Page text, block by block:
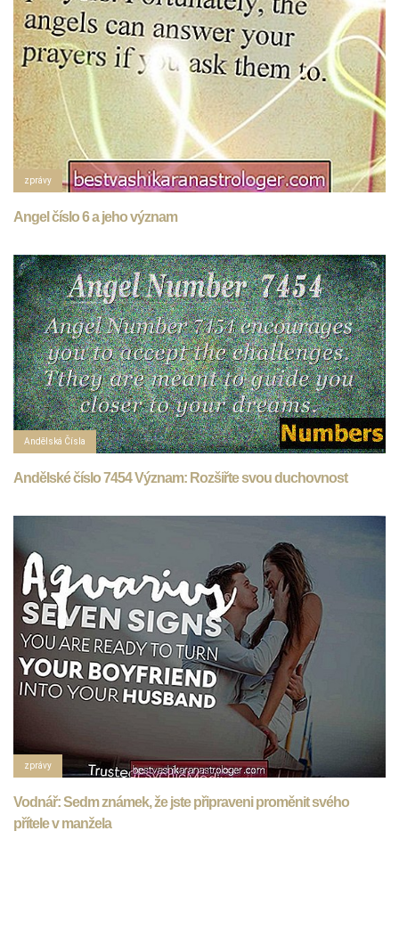
zprávy
Angel číslo 6 a jeho význam
Andělská Čísla
Andělské číslo 7454 Význam: Rozšiřte svou duchovnost
zprávy
Vodnář: Sedm známek, že jste připraveni proměnit svého
přítele v manžela